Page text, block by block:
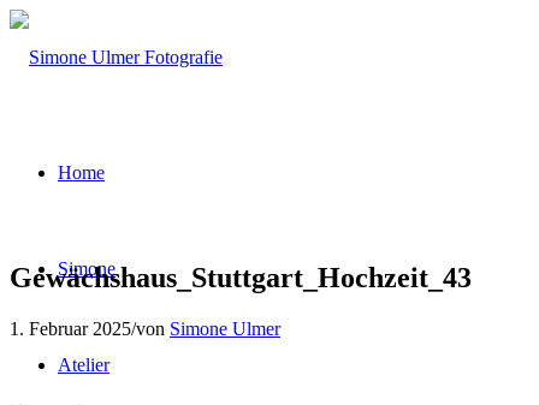
Home
Simone
Atelier
Gewächshaus_Stuttgart_Hochzeit_43
1. Februar 2025/von Simone Ulmer